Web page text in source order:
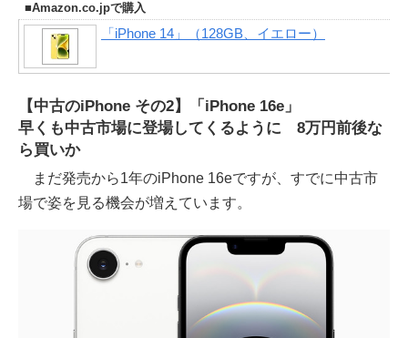
■Amazon.co.jpで購入
「iPhone 14」（128GB、イエロー）
【中古のiPhone その2】「iPhone 16e」
早くも中古市場に登場してくるように 8万円前後な
ら買いか
まだ発売から1年のiPhone 16eですが、すでに中古市
場で姿を見る機会が増えています。